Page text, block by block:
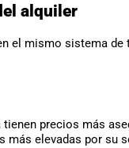
alquiler
el mismo sistema
precios más
más elevadas por